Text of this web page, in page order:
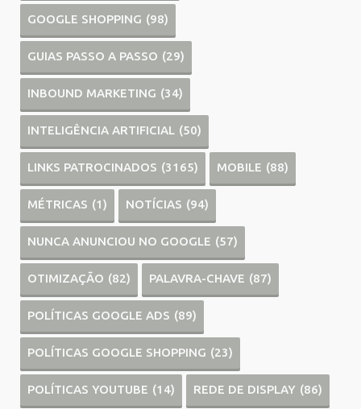
GOOGLE SHOPPING (98)
GUIAS PASSO A PASSO (29)
INBOUND MARKETING (34)
INTELIGÊNCIA ARTIFICIAL (50)
LINKS PATROCINADOS (3165) MOBILE (88)
MÉTRICAS (1) NOTÍCIAS (94)
NUNCA ANUNCIOU NO GOOGLE (57)
OTIMIZAÇÃO (82) PALAVRA-CHAVE (87)
POLÍTICAS GOOGLE ADS (89)
POLÍTICAS GOOGLE SHOPPING (23)
POLÍTICAS YOUTUBE (14) REDE DE DISPLAY (86)